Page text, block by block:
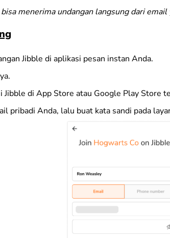
menerima undangan langsung dari
Jibble di aplikasi pesan instan Anda.
Jibble di App Store atau Google Play Store
pribadi Anda, lalu buat kata sandi pada